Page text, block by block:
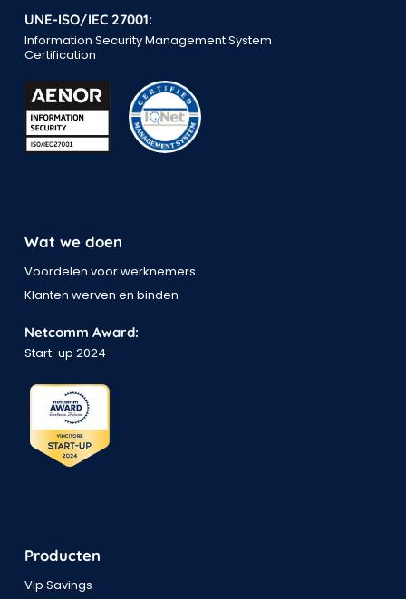
UNE-ISO/IEC 27001:
Information Security Management System
Certification
Wat we doen
Voordelen voor werknemers
Klanten werven en binden
Netcomm Award:
Start-up 2024
Producten
Vip Savings